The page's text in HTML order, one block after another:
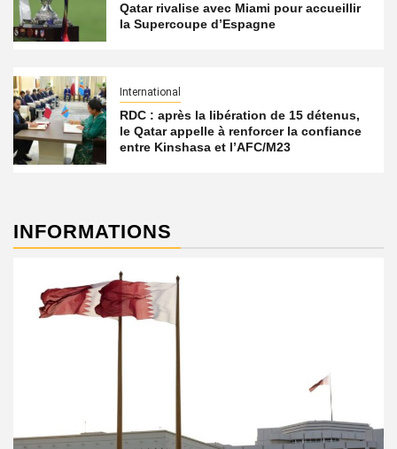
Qatar rivalise avec Miami pour accueillir
la Supercoupe d’Espagne
International
RDC : après la libération de 15 détenus,
le Qatar appelle à renforcer la confiance
entre Kinshasa et l’AFC/M23
INFORMATIONS